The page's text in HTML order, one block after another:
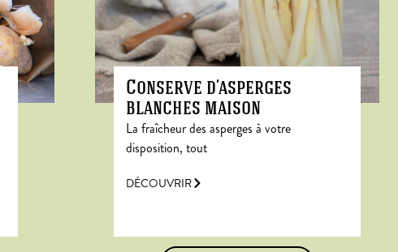
Conserve d’asperges
blanches maison
La fraîcheur des asperges à votre
disposition, tout
DÉCOUVRIR